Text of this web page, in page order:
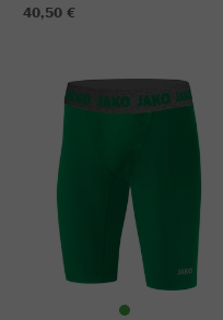
40,50 €